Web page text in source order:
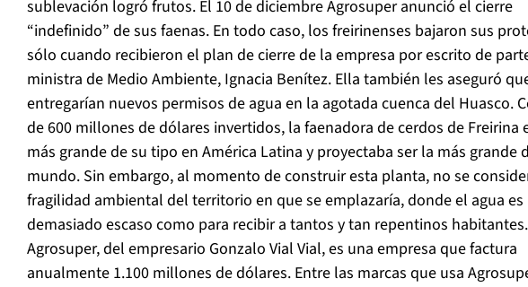
sublevación logró frutos. El 10 de diciembre Agrosuper anunció el cierre
“indefinido” de sus faenas. En todo caso, los freirinenses bajaron sus
sólo cuando recibieron el plan de cierre de la empresa por escrito de
ministra de Medio Ambiente, Ignacia Benítez. Ella también les aseguró
entregarían nuevos permisos de agua en la agotada cuenca del Huasco.
de 600 millones de dólares invertidos, la faenadora de cerdos de Freirina
más grande de su tipo en América Latina y proyectaba ser la más grande
mundo. Sin embargo, al momento de construir esta planta, no se
fragilidad ambiental del territorio en que se emplazaría, donde el agua es
demasiado escaso como para recibir a tantos y tan repentinos habitantes.
Agrosuper, del empresario Gonzalo Vial Vial, es una empresa que factura
anualmente 1.100 millones de dólares. Entre las marcas que usa